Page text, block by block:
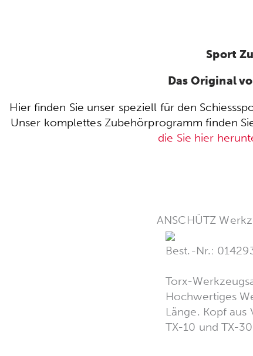
Sport
Das Original
Hier finden Sie unser speziell für den
Unser komplettes Zubehörprogramm finden
die Sie hier
ANSCHÜTZ
Best.-Nr.:
Torx-
Hochwertiges
Länge. Kopf
TX-10 und TX-